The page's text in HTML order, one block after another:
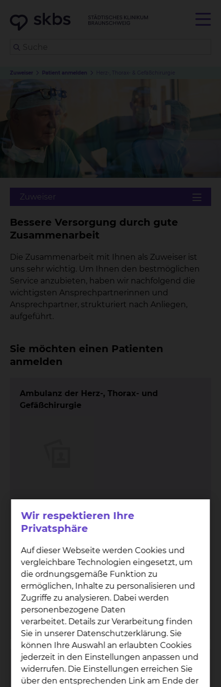
Zuweiser Patient anmelden Herz-, Thorax- & Gefäßchirurgie
Bessere Versorgung durch gute
Zusammenarbeit
Die Zusammenarbeit mit Ihnen als Zuweiser ist
uns sehr wichtig. Um Ihnen den bestmöglichen
Service anzubieten, haben wir nachfolgend die
wichtigsten Ansprechpartnerinnen und
Ansprechpartner, strukturiert nach Anliegen,
aufgeführt.
Sie möchten einen Patienten
anmelden
Ambulanz der Herz-, Thorax- und
Gefäßchirurgie
Tel.:+49 531 595 2323
Tel.:+49 531 595 2692
Per E-Mail kontaktieren
Erreichbarkeit
Montag
07:30 - 15:00 Uhr
Dienstag
07:30 - 15:00 Uhr
Mittwoch
07:30 - 15:00 Uhr
Donnerstag
07:30 - 15:00 Uhr
Freitag
07:30 - 15:00 Uhr
Herz-, Thorax- & Gefäßchirurgie
Wir respektieren Ihre
Privatsphäre
Auf dieser Webseite werden Cookies und
vergleichbare Technologien eingesetzt, um
die ordnungsgemäße Funktion zu
ermöglichen, Inhalte zu personalisieren und
Zugriffe zu analysieren. Dabei werden
personenbezogene Daten
verarbeitet. Details zur Verarbeitung finden
Sie in unserer Datenschutzerklärung. Sie
können Ihre Auswahl an erlaubten Cookies
jederzeit in den Einstellungen anpassen und
widerrufen. Die Einstellungen erreichen Sie
über den entsprechenden Link am Ende der